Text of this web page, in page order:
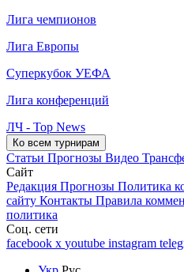
Лига чемпионов
Лига Европы
Суперкубок УЕФА
Лига конференций
ЛЧ - Top News
Ко всем турнирам
Статьи Прогнозы Видео
Сайт
Редакция Прогнозы Политика
сайту Контакты Правила
политика
Соц. сети
facebook x youtube instagram